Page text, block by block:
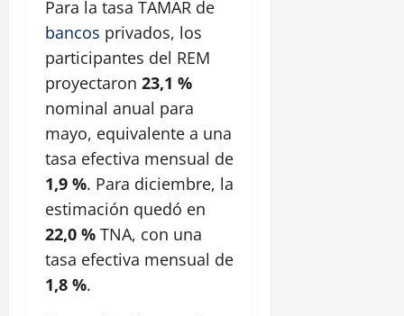
Para la tasa TAMAR de
bancos privados, los
participantes del REM
proyectaron 23,1 %
nominal anual para
mayo, equivalente a una
tasa efectiva mensual de
1,9 %. Para diciembre, la
estimación quedó en
22,0 % TNA, con una
tasa efectiva mensual de
1,8 %.